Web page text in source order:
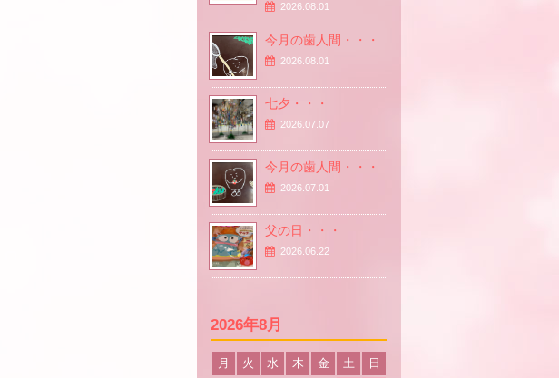
2026.08.01
今月の歯人間・・・
2026.08.01
七夕・・・
2026.07.07
今月の歯人間・・・
2026.07.01
父の日・・・
2026.06.22
2026年8月
月 火 水 木 金 土 日